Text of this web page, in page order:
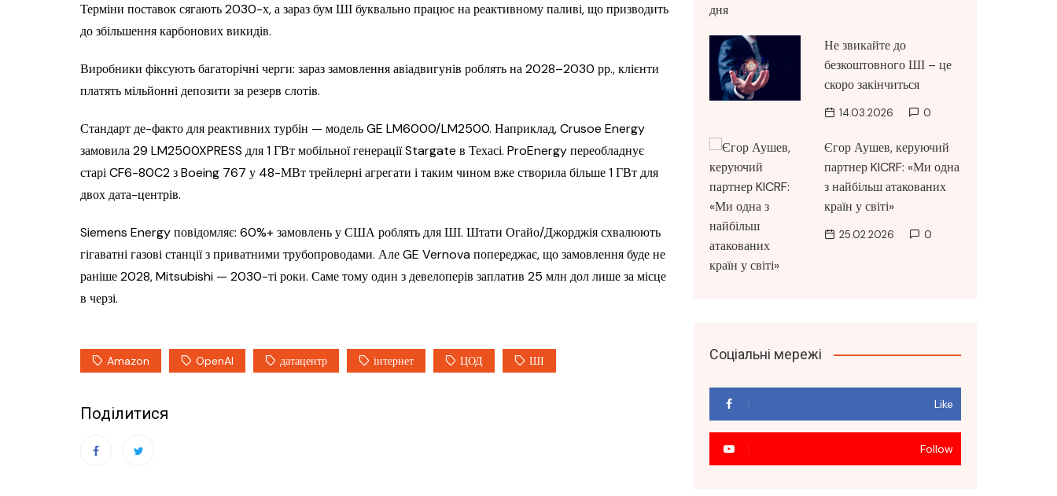
Терміни поставок сягають 2030-х, а зараз бум ШІ буквально працює на реактивному паливі, що призводить
до збільшення карбонових викидів.
Виробники фіксують багаторічні черги: зараз замовлення авіадвигунів роблять на 2028–2030 рр., клієнти
платять мільйонні депозити за резерв слотів.
Стандарт де-факто для реактивних турбін — модель GE LM6000/LM2500. Наприклад, Crusoe Energy
замовила 29 LM2500XPRESS для 1 ГВт мобільної генерації Stargate в Техасі. ProEnergy переобладнує
старі CF6-80C2 з Boeing 767 у 48-МВт трейлерні агрегати і таким чином вже створила більше 1 ГВт для
двох дата-центрів.
Siemens Energy повідомляє: 60%+ замовлень у США роблять для ШІ. Штати Огайо/Джорджія схвалюють
гігаватні газові станції з приватними трубопроводами. Але GE Vernova попереджає, що замовлення буде не
раніше 2028, Mitsubishi — 2030-ті роки. Саме тому один з девелоперів заплатив 25 млн дол лише за місце
в черзі.
Amazon OpenAI датацентр інтернет ЦОД ШІ
Поділитися
Не звикайте до
безкоштовного ШІ – це
скоро закінчиться
14.03.2026 0
Єгор Аушев, керуючий
партнер KICRF: «Ми одна
з найбільш атакованих
країн у світі»
25.02.2026 0
Соціальні мережі
Like
Follow